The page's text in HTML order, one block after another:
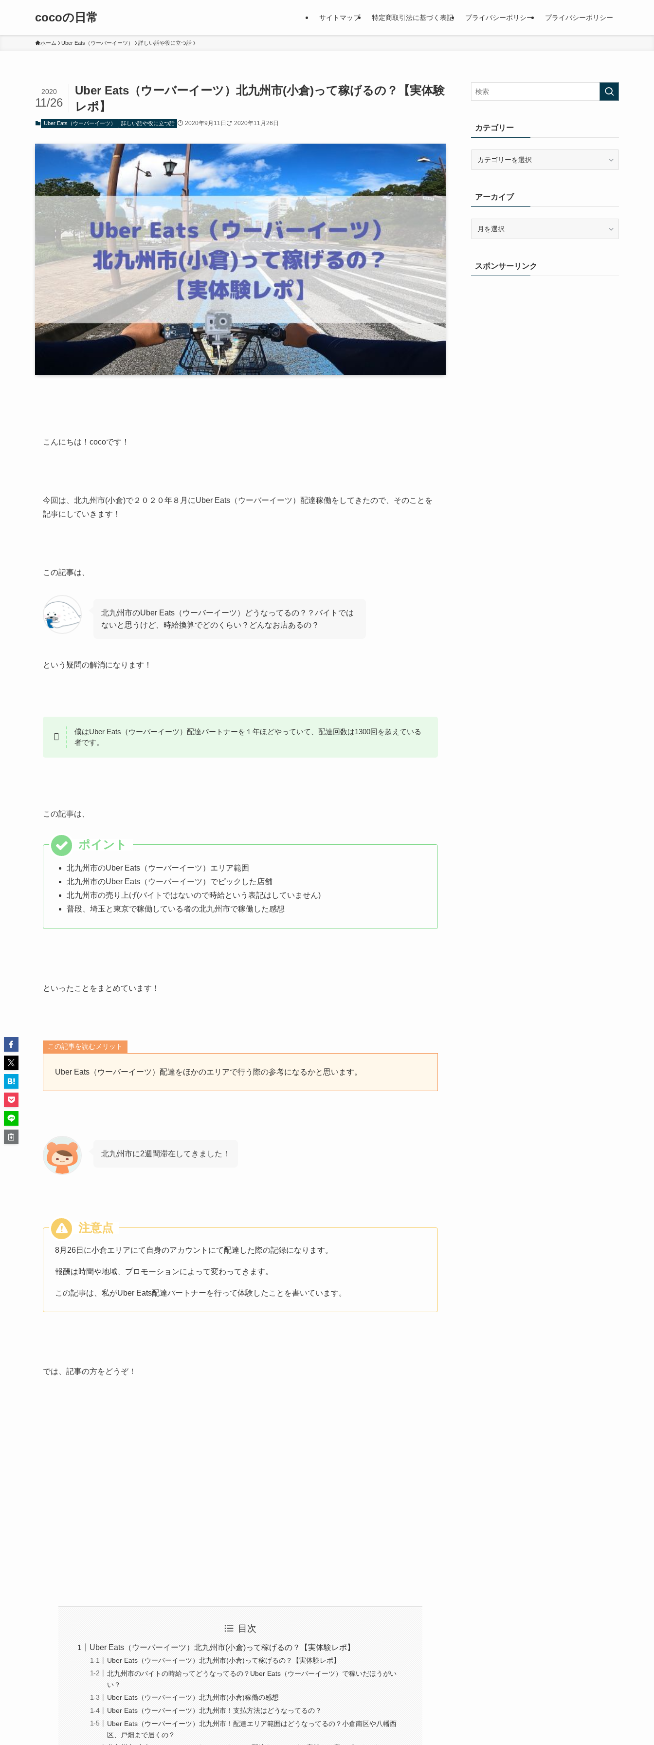
cocoの日常 サイトマップ 特定商取引法に基づく表記 プライバシーポリシー プライバシーポリシー
ホーム Uber Eats（ウーバーイーツ） 詳しい話や役に立つ話
Uber Eats（ウーバーイーツ）北九州市(小倉)って稼げるの？【実体験
レポ】
2020
11/26
Uber Eats（ウーバーイーツ） 詳しい話や役に立つ話 2020年9月11日 2020年11月26日
こんにちは！cocoです！
今回は、北九州市(小倉)で２０２０年８月にUber Eats（ウーバーイーツ）配達稼働をしてきたので、そのことを
記事にしていきます！
この記事は、
北九州市のUber Eats（ウーバーイーツ）どうなってるの？？バイトでは
ないと思うけど、時給換算でどのくらい？どんなお店あるの？
という疑問の解消になります！
僕はUber Eats（ウーバーイーツ）配達パートナーを１年ほどやっていて、配達回数は1300回を超えている
者です。
この記事は、
北九州市のUber Eats（ウーバーイーツ）エリア範囲
北九州市のUber Eats（ウーバーイーツ）でピックした店舗
北九州市の売り上げ(バイトではないので時給という表記はしていません)
普段、埼玉と東京で稼働している者の北九州市で稼働した感想
といったことをまとめています！
この記事を読むメリット
Uber Eats（ウーバーイーツ）配達をほかのエリアで行う際の参考になるかと思います。
北九州市に2週間滞在してきました！
8月26日に小倉エリアにて自身のアカウントにて配達した際の記録になります。
報酬は時間や地域、プロモーションによって変わってきます。
この記事は、私がUber Eats配達パートナーを行って体験したことを書いています。
では、記事の方をどうぞ！
目次
Uber Eats（ウーバーイーツ）北九州市(小倉)って稼げるの？【実体験レポ】
Uber Eats（ウーバーイーツ）北九州市(小倉)って稼げるの？【実体験レポ】
北九州市のバイトの時給ってどうなってるの？Uber Eats（ウーバーイーツ）で稼いだほうがい
い？
Uber Eats（ウーバーイーツ）北九州市(小倉)稼働の感想
Uber Eats（ウーバーイーツ）北九州市！支払方法はどうなってるの？
Uber Eats（ウーバーイーツ）北九州市！配達エリア範囲はどうなってるの？小倉南区や八幡西
区、戸畑まで届くの？
カテゴリー
ーアーカイブ
ブスポンサーリンク